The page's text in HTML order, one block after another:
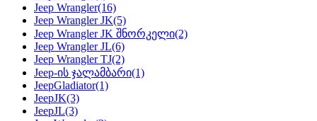
Jeep Wrangler(16)
Jeep Wrangler JK(5)
Jeep Wrangler JK შნორკელი(2)
Jeep Wrangler JL(6)
Jeep Wrangler TJ(2)
Jeep-ის ჯალამბარი(1)
JeepGladiator(1)
JeepJK(3)
JeepJL(3)